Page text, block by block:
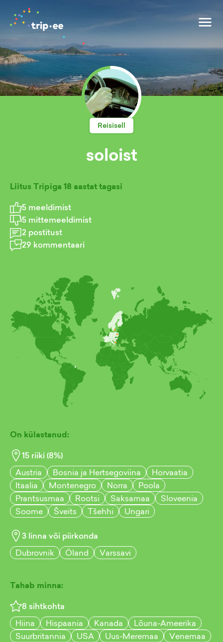
Reisisell
soloist
Liitus Tripiga 18 aastat tagasi
5 meeldimist
5 mittemeeldimist
2 postitust
29 kommentaari
On külastanud:
15 riiki (8%)
Austria
Bosnia ja Hertsegoviina
Horvaatia
Itaalia
Montenegro Norra
Poola
Prantsusmaa
Rootsi Saksamaa
Sloveenia
Soome
Šveits Tšehhi Ungari
3 linna või piirkonda
Dubrovnik
Öland Varssavi
Tahab minna:
8 sihtkohta
Hiina
Hispaania Kanada
Lõuna-Ameerika
Suurbritannia
USA Uus-Meremaa Venemaa